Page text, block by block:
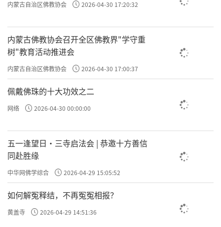
入禅宗之门。这就要求我们解构思维，“言
语道断，心行处灭”，不再执着于语言道
理，不再束缚于思维之中。
患，犹是转句。”看到山河大地、日月星
辰，没有美丑，没有是非，因为不再思维
比较。这时，心与世界相贯通，什么委屈
都受得，一个巴掌打过来，瞬间过去了，
不会想为什么打我一巴掌；一句恶语骂过
内蒙古自治区佛教协会 2026-04-30 17:20:32
内蒙古佛教协会召开全区佛教界"学守重
树"教育活动推进会
内蒙古自治区佛教协会 2026-04-30 17:00:37
佩戴佛珠的十大功效之二
网络 2026-04-30 00:00:00
五一逢望日・三寺启法会 | 恭邀十方善信
同赴胜缘
中华网佛学综合 2026-04-29 15:05:52
如何解冤释结，不再冤冤相报？
黄盖寺 2026-04-29 14:51:36